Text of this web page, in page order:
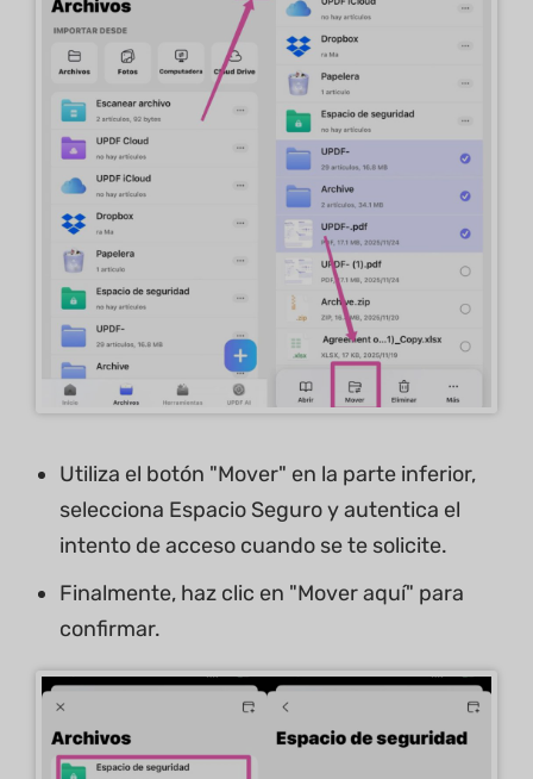
Utiliza el botón "Mover" en la parte inferior,
selecciona Espacio Seguro y autentica el
intento de acceso cuando se te solicite.
Finalmente, haz clic en "Mover aquí" para
confirmar.